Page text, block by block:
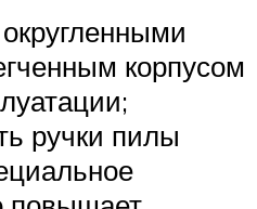
корпусом
ручки пилы